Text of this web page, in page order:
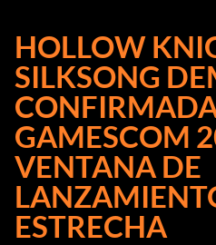
HOLLOW
SILKSONG
GAMESCOM
VENTANA DE
ESTRECHA